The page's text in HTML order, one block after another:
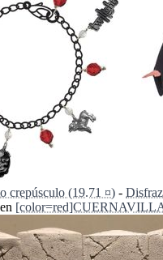
crepúsculo (19.71 ¤) -